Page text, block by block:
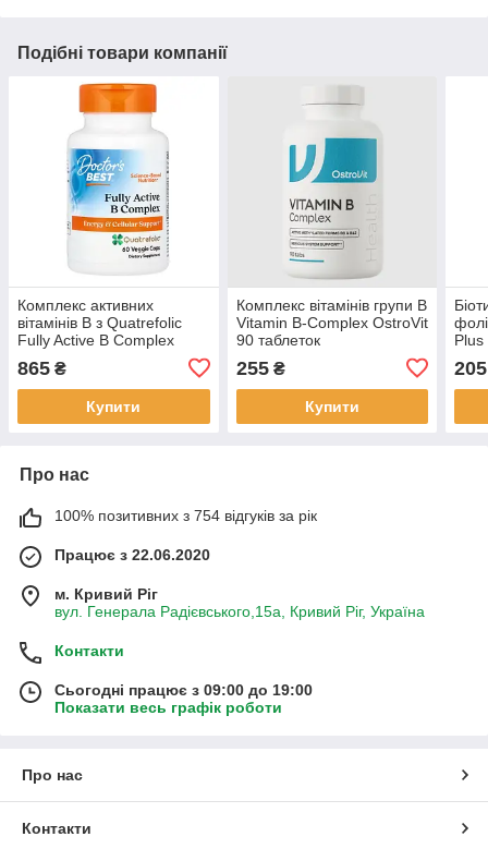
Подібні товари компанії
Комплекс активних
вітамінів B з Quatrefolic
Fully Active B Complex
вегетаріанських капсул
865 ₴
Купити
Комплекс вітамінів групи B
Vitamin B-Сomplex OstroVit
90 таблеток
255₴
Купити
Plus
205
Про нас
100% позитивних з 754 відгуків за рік
Працює з 22.06.2020
м. Кривий Ріг
вул. Генерала Радієвського,15а, Кривий Ріг, Україна
Контакти
Сьогодні працює з 09:00 до 19:00
Показати весь графік роботи
Про нас
Контакти